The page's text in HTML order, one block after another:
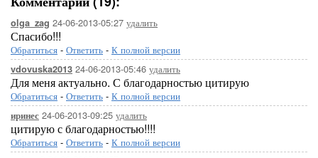
olga_zag 24-06-2013-05:27 удалить
Спасибо!!!
Обратиться - Ответить - К полной версии
vdovuska2013 24-06-2013-05:46 удалить
Для меня актуально. С благодарностью цитирую
Обратиться - Ответить - К полной версии
иринес 24-06-2013-09:25 удалить
цитирую с благодарностью!!!!
Обратиться - Ответить - К полной версии